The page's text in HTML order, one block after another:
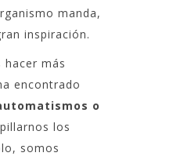
manda,
inspiración.
hacer más
encontrado
o
los
somos